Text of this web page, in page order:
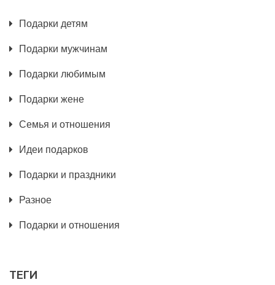
Подарки детям
Подарки мужчинам
Подарки любимым
Подарки жене
Семья и отношения
Идеи подарков
Подарки и праздники
Разное
Подарки и отношения
ТЕГИ